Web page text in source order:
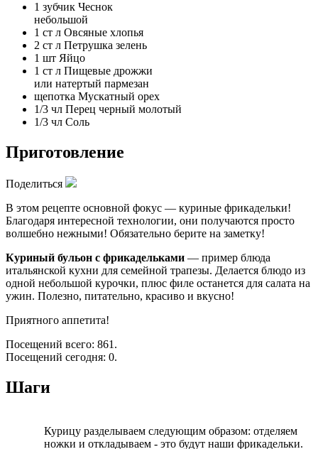
1 зубчик Чеснок
небольшой
1 ст л Овсяные хлопья
2 ст л Петрушка зелень
1 шт Яйцо
1 ст л Пищевые дрожжи
или натертый пармезан
щепотка Мускатный орех
1/3 чл Перец черный молотый
1/3 чл Соль
Приготовление
Поделиться
В этом рецепте основной фокус — куриные фрикадельки!
Благодаря интересной технологии, они получаются просто
волшебно нежными! Обязательно берите на заметку!
Куриный бульон с фрикадельками — пример блюда
итальянской кухни для семейной трапезы. Делается блюдо из
одной небольшой курочки, плюс филе останется для салата на
ужин. Полезно, питательно, красиво и вкусно!
Приятного аппетита!
Посещений всего: 861.
Посещений сегодня: 0.
Шаги
Курицу разделываем следующим образом: отделяем
ножки и откладываем - это будут наши фрикадельки.